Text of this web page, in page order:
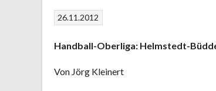
26.11.2012
Handball-Oberliga: Helmstedt-
Von Jörg Kleinert